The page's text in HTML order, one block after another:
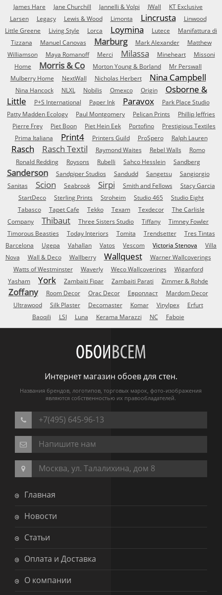
James Hare
Jane Churchill Jannelli & Volpi JWall
KT Exclusive
Larsen
Legacy Lewis & Wood Limonta Lincrusta
Linwood
Little Greene
Living Style Lorca Loymina Lutece
Manifattura di
Tizzana
Manuel Canovas Marburg Mark Alexander
Matthew
Williamson
Maya Romanoff Merci Milassa Mineheart
Missoni
Home
Morris & Co Morton Young & Borland
Mr Perswall
Mulberry Home
NextWall Nicholas Herbert Nina Campbell
Nina Hancock NLXL Nobilis Omexco Origin
Osborne &
Little
P+S International Paper Ink Paravox
Park Place Studio
Patty Madden Ecology
Paul Montgomery Pelican Prints
Phillip Jeffries
Pierre Frey
Piet Boon Piet Hein Eek Portofino
Prestigious Textiles
Prima Italiana
Print4 Printers Guild ProSpero Ralph Lauren
Rasch Rasch Textil Raymond Waites Rebel Walls
Romo
Ronald Redding
Roysons Rubelli Sahco Hesslein Sandberg
Sanderson Sandpiper Studios Sandudd Sangetsu
Sangiorgio
Sanitas
Scion Seabrook Sirpi Smith and Fellows
Stacy Garcia
StartDeco
Sterling Prints Stroheim Studio 465
Studio Eight
Tabasco
Tapet Cafe Tekko Texam Texdecor
The Carlisle
Company
Thibaut Three Sisters Studio Tiffany
Timney Fowler
Timorous Beasties
Today Interiors Tomita Trendsetter
Tres Tintas
Barcelona
Ugepa Vahallan Vatos Vescom Victoria Stenova
Villa
Nova
Wall & Deco Wallberry Wallquest
Warner Wallcoverings
Watts of Westminster
Waverly Weco Wallcoverings
Wiganford
Yasham
York Zambaiti Fipar Zambaiti Parati Zimmer & Rohde
Zoffany Room Decor Orac Decor Европласт
Mardom Decor
Ultrawood
Silk Plaster Decomaster Komar Vinylpex
Erfurt
Baoqili
LSI Luna Kerama Marazzi NC Faboie
ОБОИВСЕМ
Интернет магазин обоев для стен.
Названия брендов, логотипов, торговых марок, фото-изображения
являются собственностью их правообладателей.
+7(495) 645-96-13
Напишите нам
Москва, ул. Талалихина, дом 8
Главная
Новости
Статьи
Оплата и Доставка
О компании